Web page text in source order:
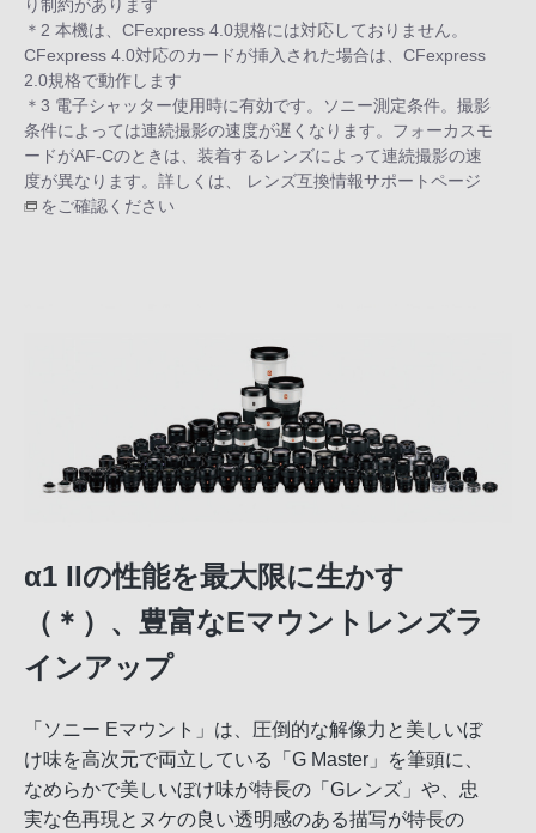
り制約があります
＊2 本機は、CFexpress 4.0規格には対応しておりません。
CFexpress 4.0対応のカードが挿入された場合は、CFexpress
2.0規格で動作します
＊3 電子シャッター使用時に有効です。ソニー測定条件。撮影
条件によっては連続撮影の速度が遅くなります。フォーカスモ
ードがAF-Cのときは、装着するレンズによって連続撮影の速
度が異なります。詳しくは、
レンズ互換情報サポートページ
をご確認ください
α1 IIの性能を最大限に生かす
（＊）、豊富なEマウントレンズラ
インアップ
「ソニー Eマウント」は、圧倒的な解像力と美しいぼ
け味を高次元で両立している「G Master」を筆頭に、
なめらかで美しいぼけ味が特長の「Gレンズ」や、忠
実な色再現とヌケの良い透明感のある描写が特長の